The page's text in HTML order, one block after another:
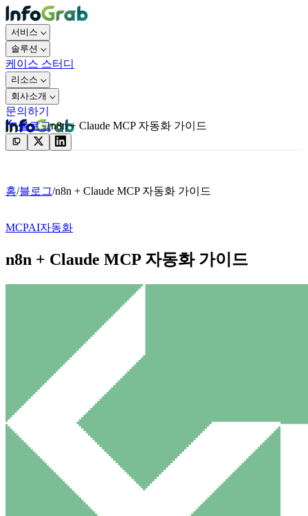
서비스
솔루션
케이스 스터디
리소스
회사소개
문의하기
문의하기
블로그n8n + Claude MCP 자동화 가이드
홈/블로그/n8n + Claude MCP 자동화 가이드
MCPAI자동화
n8n + Claude MCP 자동화 가이드